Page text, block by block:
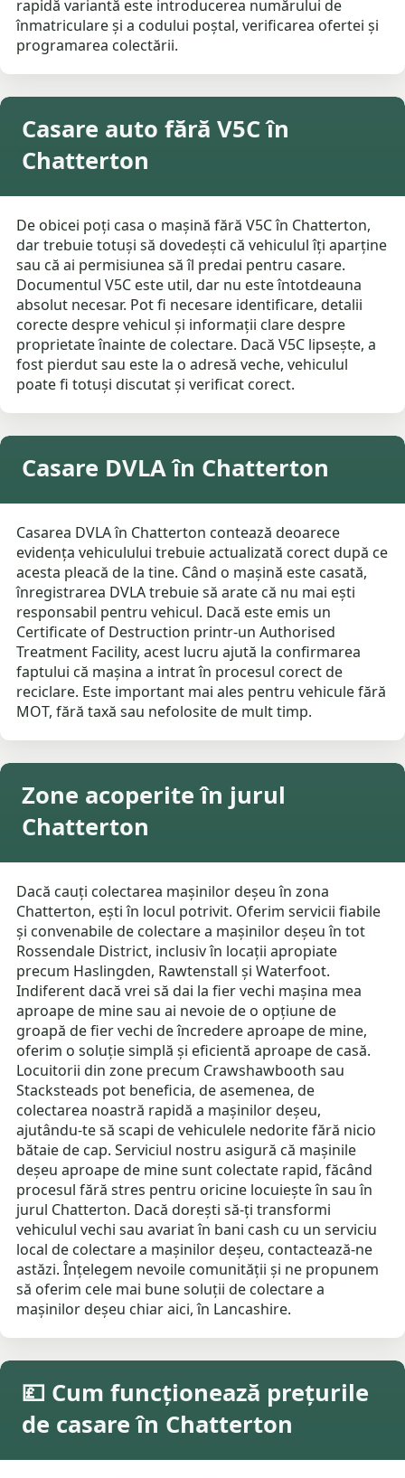
rapidă variantă este introducerea numărului de
înmatriculare și a codului poștal, verificarea ofertei și
programarea colectării.
Casare auto fără V5C în
Chatterton
De obicei poți casa o mașină fără V5C în Chatterton,
dar trebuie totuși să dovedești că vehiculul îți aparține
sau că ai permisiunea să îl predai pentru casare.
Documentul V5C este util, dar nu este întotdeauna
absolut necesar. Pot fi necesare identificare, detalii
corecte despre vehicul și informații clare despre
proprietate înainte de colectare. Dacă V5C lipsește, a
fost pierdut sau este la o adresă veche, vehiculul
poate fi totuși discutat și verificat corect.
Casare DVLA în Chatterton
Casarea DVLA în Chatterton contează deoarece
evidența vehiculului trebuie actualizată corect după ce
acesta pleacă de la tine. Când o mașină este casată,
înregistrarea DVLA trebuie să arate că nu mai ești
responsabil pentru vehicul. Dacă este emis un
Certificate of Destruction printr-un Authorised
Treatment Facility, acest lucru ajută la confirmarea
faptului că mașina a intrat în procesul corect de
reciclare. Este important mai ales pentru vehicule fără
MOT, fără taxă sau nefolosite de mult timp.
Zone acoperite în jurul
Chatterton
Dacă cauți colectarea mașinilor deșeu în zona
Chatterton, ești în locul potrivit. Oferim servicii fiabile
și convenabile de colectare a mașinilor deșeu în tot
Rossendale District, inclusiv în locații apropiate
precum Haslingden, Rawtenstall și Waterfoot.
Indiferent dacă vrei să dai la fier vechi mașina mea
aproape de mine sau ai nevoie de o opțiune de
groapă de fier vechi de încredere aproape de mine,
oferim o soluție simplă și eficientă aproape de casă.
Locuitorii din zone precum Crawshawbooth sau
Stacksteads pot beneficia, de asemenea, de
colectarea noastră rapidă a mașinilor deșeu,
ajutându-te să scapi de vehiculele nedorite fără nicio
bătaie de cap. Serviciul nostru asigură că mașinile
deșeu aproape de mine sunt colectate rapid, făcând
procesul fără stres pentru oricine locuiește în sau în
jurul Chatterton. Dacă dorești să-ți transformi
vehiculul vechi sau avariat în bani cash cu un serviciu
local de colectare a mașinilor deșeu, contactează-ne
astăzi. Înțelegem nevoile comunității și ne propunem
să oferim cele mai bune soluții de colectare a
mașinilor deșeu chiar aici, în Lancashire.
💷 Cum funcționează prețurile
de casare în Chatterton